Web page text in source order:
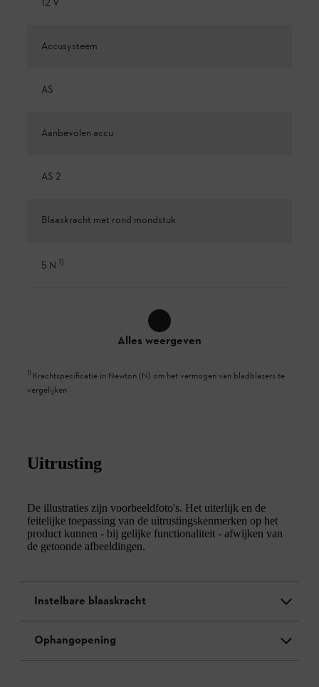
12 V
Accusysteem
AS
Aanbevolen accu
AS 2
Blaaskracht met rond mondstuk
5 N 1)
Alles weergeven
1) Krachtspecificatie in Newton (N) om het vermogen van bladblazers te
vergelijken
Uitrusting
De illustraties zijn voorbeeldfoto's. Het uiterlijk en de
feitelijke toepassing van de uitrustingskenmerken op het
product kunnen - bij gelijke functionaliteit - afwijken van
de getoonde afbeeldingen.
Instelbare blaaskracht
Ophangopening